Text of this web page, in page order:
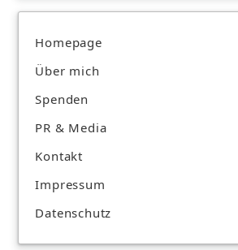
Homepage
Über mich
Spenden
PR & Media
Kontakt
Impressum
Datenschutz